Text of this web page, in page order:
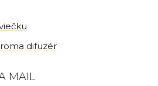
difuzér
MAIL